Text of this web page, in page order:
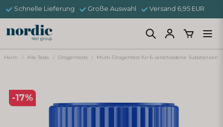
Schnelle Lieferung Große Auswahl Versand 6,95 EUR
Heim Alle Tests Drogentests Multi-Drogentest für 6 verschiedene Substanzen
-17%